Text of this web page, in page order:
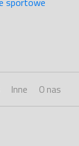
Inne O nas